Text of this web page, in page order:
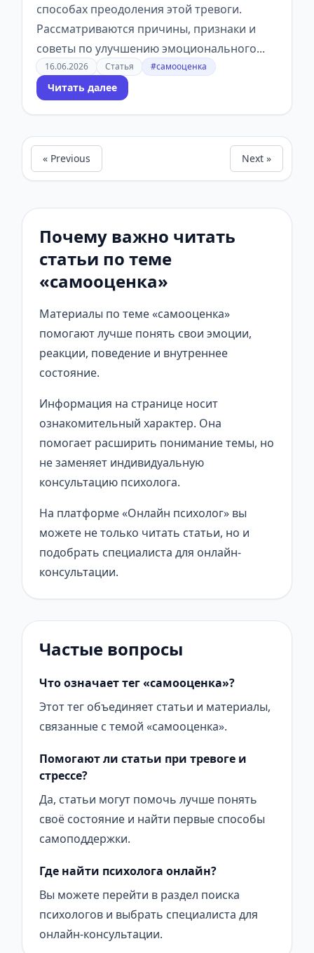
способах преодоления этой тревоги.
Рассматриваются причины, признаки и
советы по улучшению эмоционального...
16.06.2026 Статья #самооценка
Читать далее
« Previous Next »
Почему важно читать
статьи по теме
«самооценка»
Материалы по теме «самооценка»
помогают лучше понять свои эмоции,
реакции, поведение и внутреннее
состояние.
Информация на странице носит
ознакомительный характер. Она
помогает расширить понимание темы, но
не заменяет индивидуальную
консультацию психолога.
На платформе «Онлайн психолог» вы
можете не только читать статьи, но и
подобрать специалиста для онлайн-
консультации.
Частые вопросы
Что означает тег «самооценка»?
Этот тег объединяет статьи и материалы,
связанные с темой «самооценка».
Помогают ли статьи при тревоге и
стрессе?
Да, статьи могут помочь лучше понять
своё состояние и найти первые способы
самоподдержки.
Где найти психолога онлайн?
Вы можете перейти в раздел поиска
психологов и выбрать специалиста для
онлайн-консультации.